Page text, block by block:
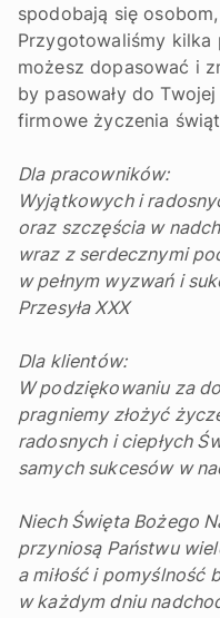
spodobają się
Przygotowaliśmy kilka
możesz dopasować i
by pasowały do
firmowe życzenia
Dla pracowników:
Wyjątkowych i
oraz szczęścia w
wraz z serdecznymi
w pełnym wyzwań i
Przesyła XXX
Dla klientów:
W podziękowaniu za
pragniemy złożyć
radosnych i ciepłych
samych sukcesów w
Niech Święta Bożego
przyniosą Państwu
a miłość i pomyślność
w każdym dniu